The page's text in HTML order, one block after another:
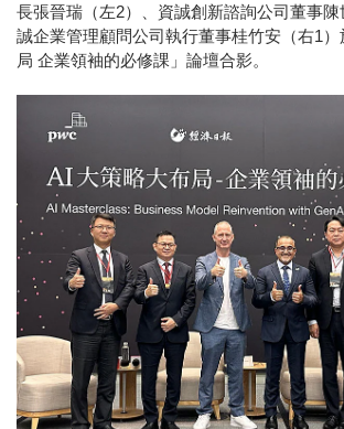
長張晉瑞（左2）、資誠創新諮詢公司董事
誠企業管理顧問公司執行董事桂竹安（右1
局 企業領袖的必修課」論壇合影。